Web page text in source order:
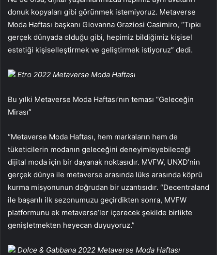
donuk kopyaları gibi görünmek istemiyoruz. Metaverse
Moda Haftası başkanı Giovanna Graziosi Casimiro, “Tıpkı
gerçek dünyada olduğu gibi, hepimiz bildiğimiz kişisel
estetiği kişiselleştirmek ve geliştirmek istiyoruz” dedi.
Etro 2022 Metaverse Moda Haftası
Bu yılki Metaverse Moda Haftası’nın teması “Geleceğin
Mirası”
“Metaverse Moda Haftası, hem markaların hem de
tüketicilerin modanın geleceğini deneyimleyebileceği
dijital moda için bir dayanak noktasıdır. MVFW, UNXD’nin
gerçek dünya ile metaverse arasında lüks arasında köprü
kurma misyonunun doğrudan bir uzantısıdır. “Decentraland
ile başarılı ilk sezonumuzu geçirdikten sonra, MVFW
platformunu ek metaverse’ler içerecek şekilde birlikte
genişletmekten heyecan duyuyoruz.”
Dolce & Gabbana 2022 Metaverse Moda Haftası